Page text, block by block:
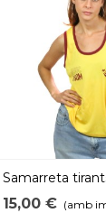
Samarreta
som" 2026
15,00 € (amb